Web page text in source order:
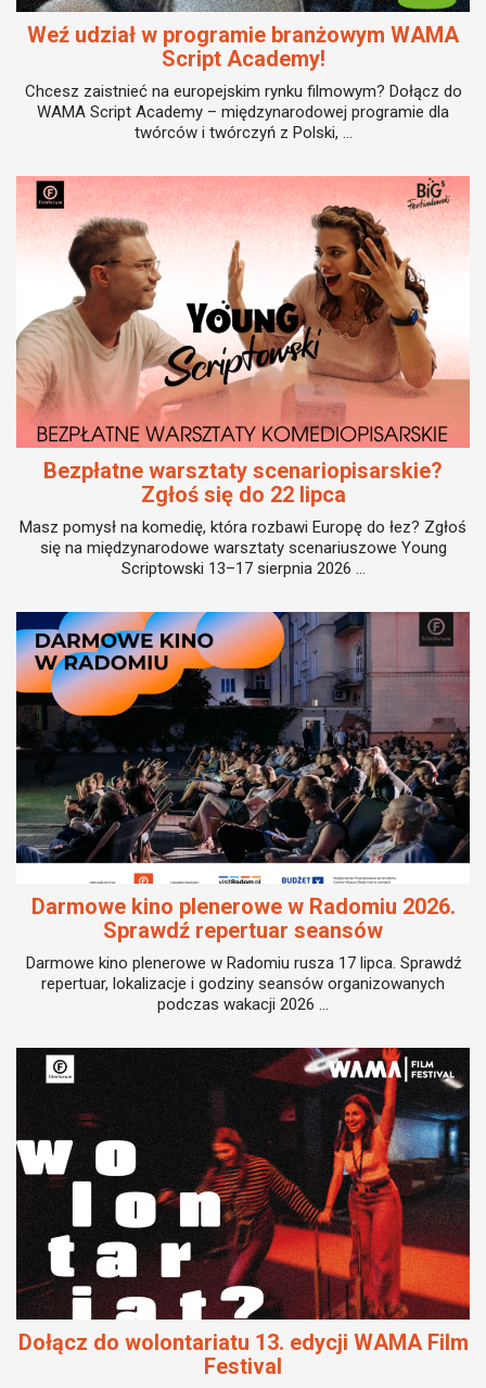
Weź udział w programie branżowym WAMA
Script Academy!
Chcesz zaistnieć na europejskim rynku filmowym? Dołącz do
WAMA Script Academy – międzynarodowej programie dla
twórców i twórczyń z Polski, ...
Bezpłatne warsztaty scenariopisarskie?
Zgłoś się do 22 lipca
Masz pomysł na komedię, która rozbawi Europę do łez? Zgłoś
się na międzynarodowe warsztaty scenariuszowe Young
Scriptowski 13–17 sierpnia 2026 ...
Darmowe kino plenerowe w Radomiu 2026.
Sprawdź repertuar seansów
Darmowe kino plenerowe w Radomiu rusza 17 lipca. Sprawdź
repertuar, lokalizacje i godziny seansów organizowanych
podczas wakacji 2026 ...
Dołącz do wolontariatu 13. edycji WAMA Film
Festival